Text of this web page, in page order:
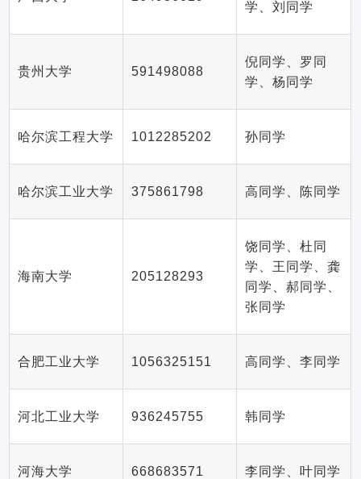
学、刘同学
贵州大学 591498088
倪同学、罗同
学、杨同学
哈尔滨工程大学 1012285202 孙同学
哈尔滨工业大学 375861798 高同学、陈同学
海南大学 205128293
饶同学、杜同
学、王同学、龚
同学、郝同学、
张同学
合肥工业大学 1056325151 高同学、李同学
河北工业大学 936245755 韩同学
河海大学 668683571 李同学、叶同学